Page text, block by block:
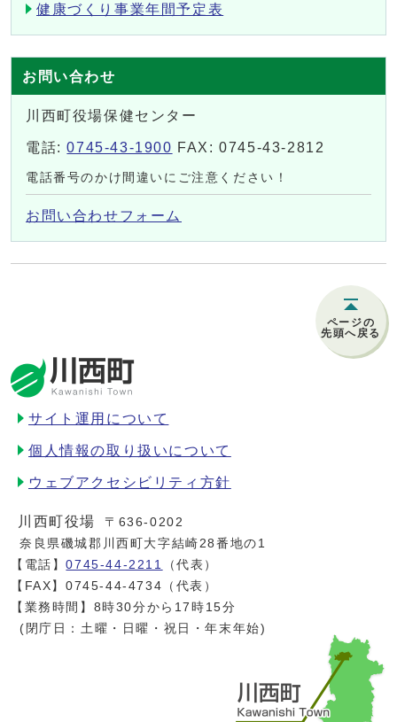
健康づくり事業年間予定表
お問い合わせ
川西町役場保健センター
電話:0745-43-1900 FAX: 0745-43-2812
電話番号のかけ間違いにご注意ください！
お問い合わせフォーム
ページの
先頭へ戻る
サイト運用について
個人情報の取り扱いについて
ウェブアクセシビリティ方針
川西町役場
〒636-0202
奈良県磯城郡川西町大字結崎28番地の1
【電話】0745-44-2211
（代表）
【FAX】0745-44-4734（代表）
【業務時間】8時30分から17時15分
(閉庁日：土曜・日曜・祝日・年末年始)